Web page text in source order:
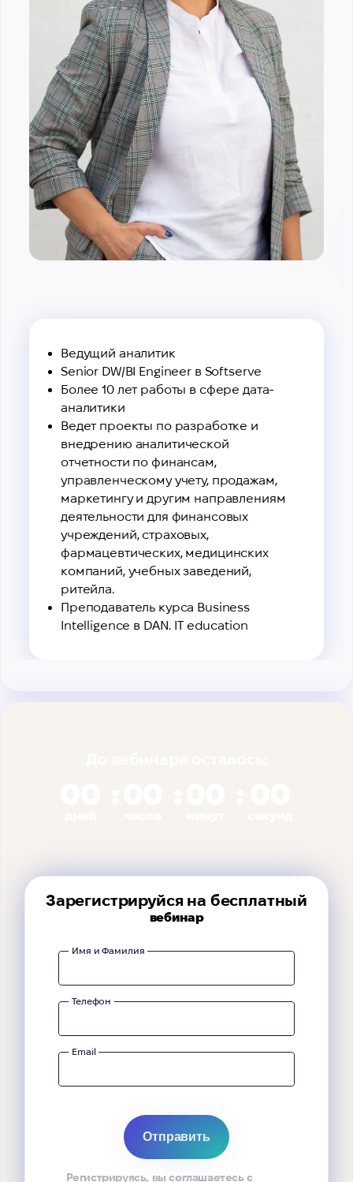
Ведущий аналитик
Senior DW/BI Engineer в Softserve
Более 10 лет работы в сфере дата-
аналитики
Ведет проекты по разработке и
внедрению аналитической
отчетности по финансам,
управленческому учету, продажам,
маркетингу и другим направлениям
деятельности для финансовых
учреждений, страховых,
фармацевтических, медицинских
компаний, учебных заведений,
ритейла.
Преподаватель курса Business
Intelligence в DAN. IT education
Зарегистрируйся на бесплатный
вебинар
Имя и Фамилия
Телефон
Email
Регистрируясь, вы соглашаетесь с